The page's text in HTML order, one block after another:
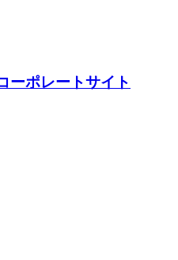
ポレートサイト